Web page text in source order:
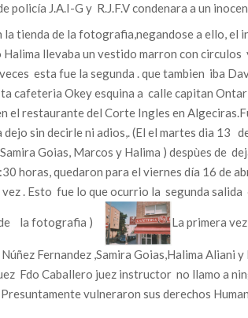
policía J.A.I-G y R.J.F.V condenara a un
la tienda de la fotografia,negandose a ello, el
llevaba un vestido marron con
esta fue la segunda . que tambien iba
cafeteria Okey esquina a calle capitan
el restaurante del Corte Ingles en
dejo sin decirle ni adios,. (El el martes dia 13
Goias, Marcos y Halima ) despùes de
horas, quedaron para el viernes día 16 de
. Esto fue lo que ocurrio la segunda
la fotografia ) La primera
Fernandez ,Samira Goias,Halima
Fdo Caballero juez instructor no llamo a
vulneraron sus derechos